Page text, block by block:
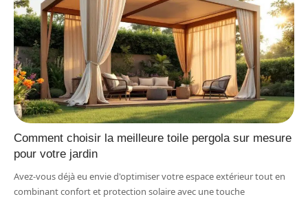
Comment choisir la meilleure toile pergola sur mesure
pour votre jardin
Avez-vous déjà eu envie d'optimiser votre espace extérieur tout en
combinant confort et protection solaire avec une touche